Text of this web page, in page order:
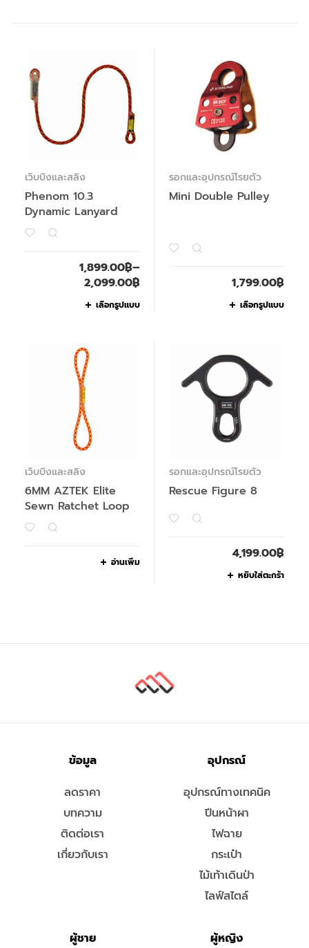
เว็บบิ้งและสลิง
Phenom 10.3
Dynamic Lanyard
1,899.00฿–
2,099.00฿
เลือกรูปแบบ
รอกและอุปกรณ์โรยตัว
Mini Double Pulley
1,799.00฿
เลือกรูปแบบ
เว็บบิ้งและสลิง
6MM AZTEK Elite
Sewn Ratchet Loop
อ่านเพิ่ม
รอกและอุปกรณ์โรยตัว
Rescue Figure 8
4,199.00฿
หยิบใส่ตะกร้า
ข้อมูล
ลดราคา
บทความ
ติดต่อเรา
เกี่ยวกับเรา
อุปกรณ์
อุปกรณ์ทางเทคนิค
ปีนหน้าผา
ไฟฉาย
กระเป๋า
ไม้เท้าเดินป่า
ไลฟ์สไตล์
ผู้ชาย
ผู้หญิง